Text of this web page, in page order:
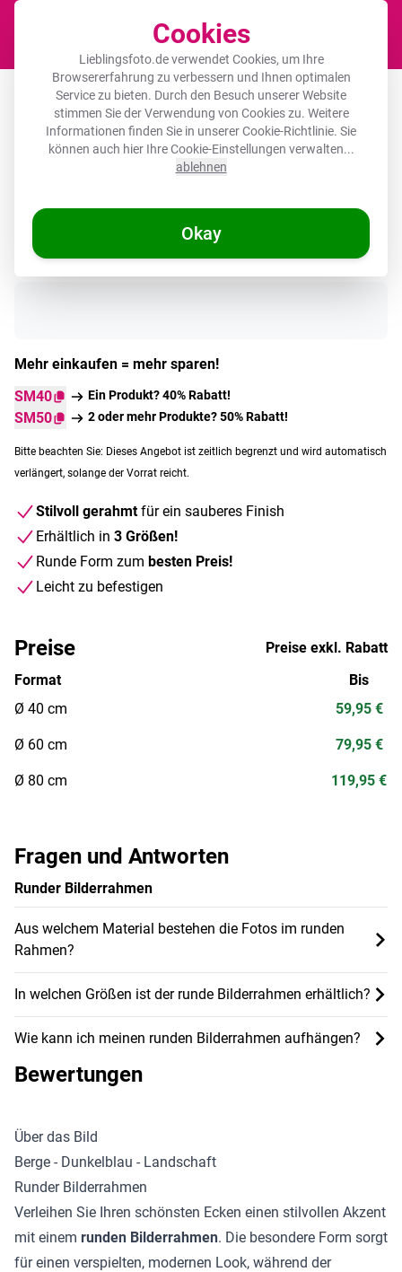
Cookies
Lieblingsfoto.de verwendet Cookies, um Ihre
Browsererfahrung zu verbessern und Ihnen optimalen
Service zu bieten. Durch den Besuch unserer Website
stimmen Sie der Verwendung von Cookies zu. Weitere
Informationen finden Sie in unsererCookie-Richtlinie. Sie
können auch hier Ihre Cookie-Einstellungen verwalten...
ablehnen
Okay
Runde Bilderrahmen - Berge -
Dunkelblau - Landschaft
Auf Lager
Mehr einkaufen = mehr sparen!
SM40
Ein Produkt? 40% Rabatt!
SM50 2 oder mehr Produkte? 50% Rabatt!
Bitte beachten Sie: Dieses Angebot ist zeitlich begrenzt und wird automatisch
verlängert, solange der Vorrat reicht.
Stilvoll gerahmtfür ein sauberes Finish
Erhältlich in 3 Größen!
Runde Form zum besten Preis!
Leicht zu befestigen
Fragen und Antworten
Runder Bilderrahmen
Aus welchem Material bestehen die Fotos im runden
Rahmen?
In welchen Größen ist der runde Bilderrahmen erhältlich?
Wie kann ich meinen runden Bilderrahmen aufhängen?
Preise
Preise exkl. Rabatt
Format
Ø 40 cm
Ø 60 cm
Ø 80 cm
Bis
59,95 €
79,95 €
119,95 €
Bewertungen
Über das Bild
Berge - Dunkelblau - Landschaft
Runder Bilderrahmen
Verleihen Sie Ihren schönsten Ecken einen stilvollen Akzent
mit einem runden Bilderrahmen. Die besondere Form sorgt
für einen verspielten, modernen Look, während der